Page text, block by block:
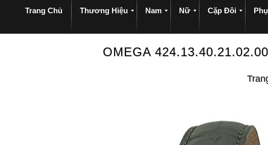
Trang Chủ Thương Hiệu Nam Nữ Cặp Đôi
OMEGA